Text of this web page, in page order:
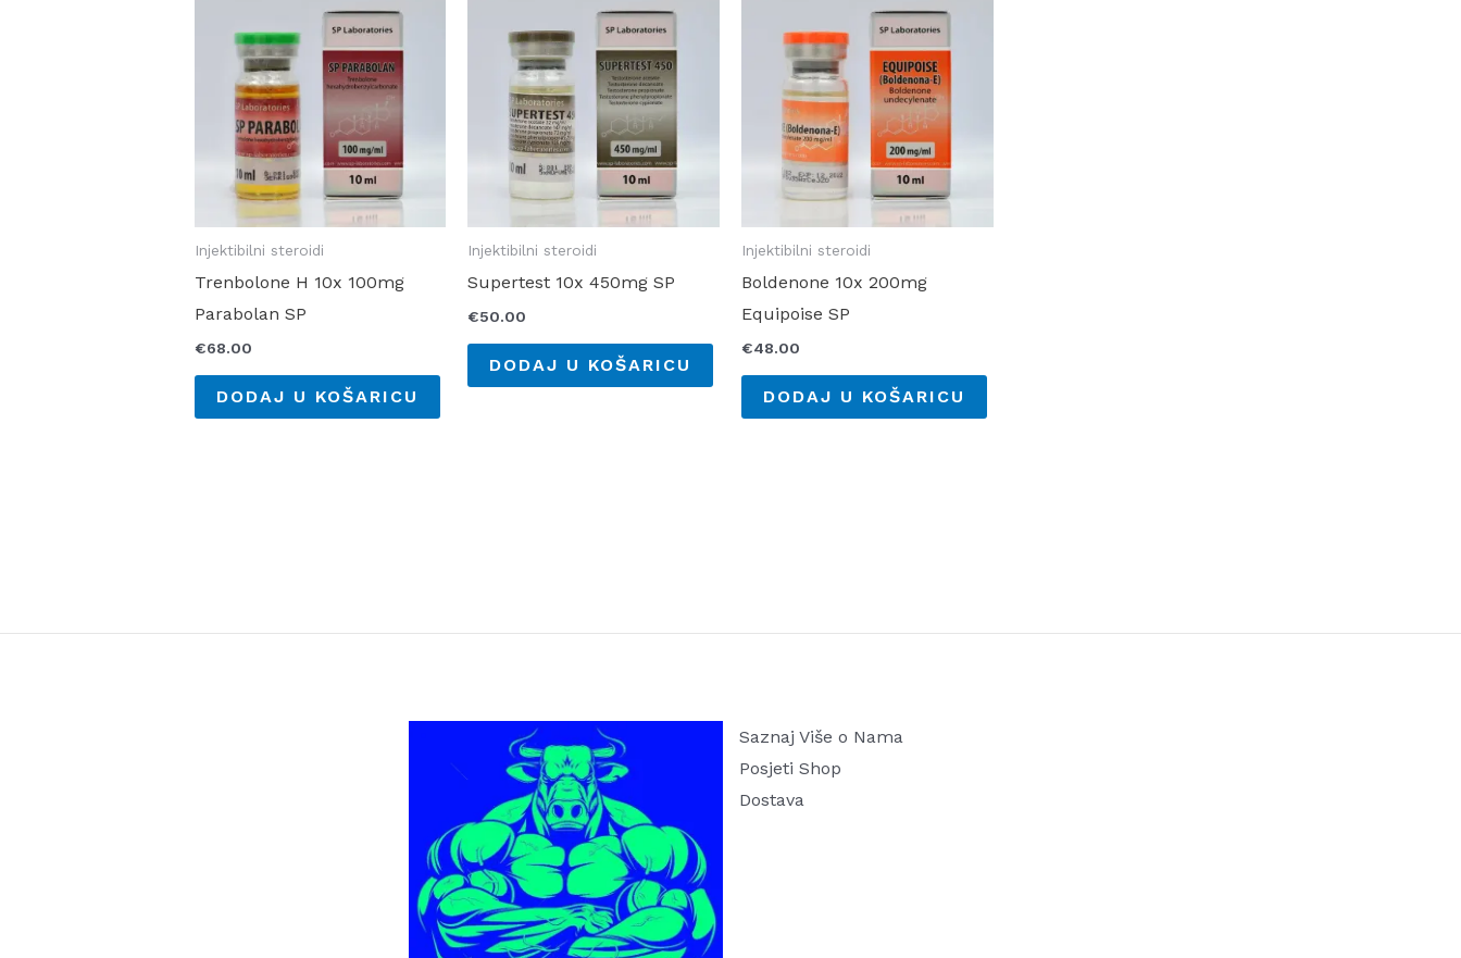
Injektibilni steroidi
Trenbolone H 10x 100mg
Parabolan SP
€68.00
DODAJ U KOŠARICU
Injektibilni steroidi
Supertest 10x 450mg SP
€50.00
DODAJ U KOŠARICU
Injektibilni steroidi
Boldenone 10x 200mg
Equipoise SP
€48.00
DODAJ U KOŠARICU
Saznaj Više o Nama
Posjeti Shop
Dostava